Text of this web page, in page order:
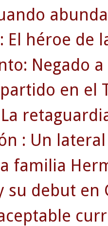
El héroe de
Negado
en el
: Un
familia
su debut en